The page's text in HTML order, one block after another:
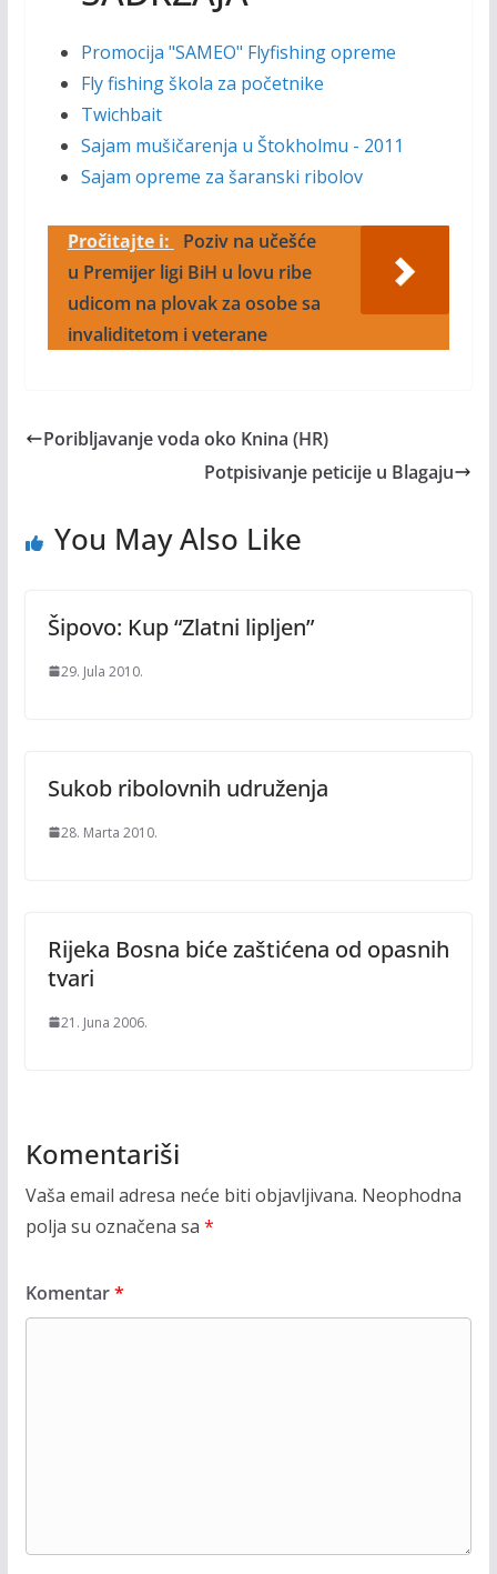
Promocija "SAMEO" Flyfishing opreme
Fly fishing škola za početnike
Twichbait
Sajam mušičarenja u Štokholmu - 2011
Sajam opreme za šaranski ribolov
Pročitajte i:
Poziv na učešće
u Premijer ligi BiH u lovu ribe
udicom na plovak za osobe sa
invaliditetom i veterane
Poribljavanje voda oko Knina (HR)
Potpisivanje peticije u Blagaju
You May Also Like
Šipovo: Kup “Zlatni lipljen”
29. Jula 2010.
Sukob ribolovnih udruženja
28. Marta 2010.
Rijeka Bosna biće zaštićena od opasnih
tvari
21. Juna 2006.
Komentariši
Vaša email adresa neće biti objavljivana. Neophodna
polja su označena sa *
Komentar*